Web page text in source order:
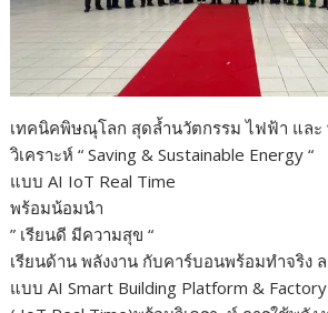
เทคนิคพิษณุโลก สุดล้ำนวัตกรรม ไฟฟ้า และ
วิเคราะห์ “ Saving & Sustainable Energy “
แบบ AI IoT Real Time
พร้อมน้อมนำ
” เรียนดี มีความสุข “
เรียนด้าน พลังงาน กับคาร์บอนพร้อมทำจริง
แบบ AI Smart Building Platform &